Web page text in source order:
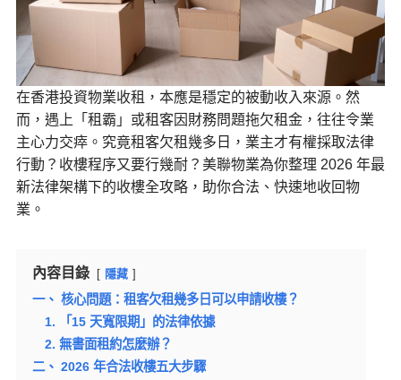
在香港投資物業收租，本應是穩定的被動收入來源。然
而，遇上「租霸」或租客因財務問題拖欠租金，往往令業
主心力交瘁。究竟租客欠租幾多日，業主才有權採取法律
行動？收樓程序又要行幾耐？美聯物業為你整理 2026 年最
新法律架構下的收樓全攻略，助你合法、快速地收回物
業。
內容目錄 隱藏
一、 核心問題：租客欠租幾多日可以申請收樓？
1. 「15 天寬限期」的法律依據
2. 無書面租約怎麼辦？
二、 2026 年合法收樓五大步驟